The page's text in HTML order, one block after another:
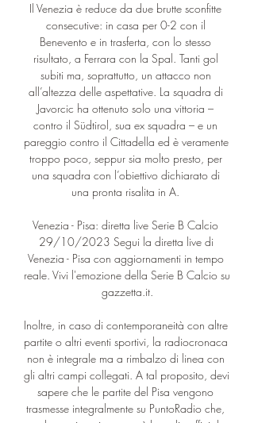
Il Venezia è reduce da due brutte sconfitte
consecutive: in casa per 0-2 con il
Benevento e in trasferta, con lo stesso
risultato, a Ferrara con la Spal. Tanti gol
subiti ma, soprattutto, un attacco non
all’altezza delle aspettative. La squadra di
Javorcic ha ottenuto solo una vittoria –
contro il Südtirol, sua ex squadra – e un
pareggio contro il Cittadella ed è veramente
troppo poco, seppur sia molto presto, per
una squadra con l’obiettivo dichiarato di
una pronta risalita in A.
Venezia - Pisa: diretta live Serie B Calcio
29/10/2023 Segui la diretta live di
Venezia - Pisa con aggiornamenti in tempo
reale. Vivi l'emozione della Serie B Calcio su
gazzetta.it.
Inoltre, in caso di contemporaneità con altre
partite o altri eventi sportivi, la radiocronaca
non è integrale ma a rimbalzo di linea con
gli altri campi collegati. A tal proposito, devi
sapere che le partite del Pisa vengono
trasmesse integralmente su PuntoRadio che,